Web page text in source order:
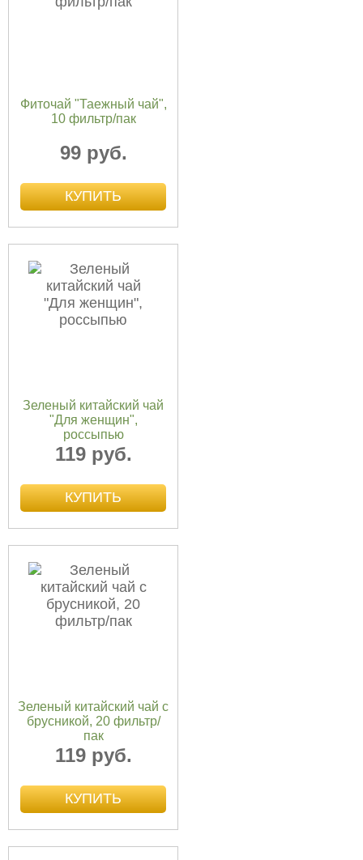
Фиточай "Таежный чай",
10 фильтр/пак
99 руб.
Зеленый китайский чай
"Для женщин",
россыпью
119 руб.
Зеленый китайский чай с
брусникой, 20 фильтр/
пак
119 руб.